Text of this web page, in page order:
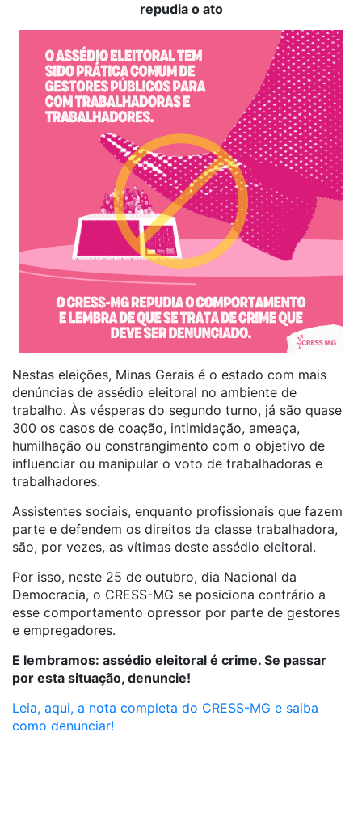
repudia o ato
Nestas eleições, Minas Gerais é o estado com mais
denúncias de assédio eleitoral no ambiente de
trabalho. Às vésperas do segundo turno, já são quase
300 os casos de coação, intimidação, ameaça,
humilhação ou constrangimento com o objetivo de
influenciar ou manipular o voto de trabalhadoras e
trabalhadores.
Assistentes sociais, enquanto profissionais que fazem
parte e defendem os direitos da classe trabalhadora,
são, por vezes, as vítimas deste assédio eleitoral.
Por isso, neste 25 de outubro, dia Nacional da
Democracia, o CRESS-MG se posiciona contrário a
esse comportamento opressor por parte de gestores
e empregadores.
E lembramos: assédio eleitoral é crime. Se passar
por esta situação, denuncie!
Leia, aqui, a nota completa do CRESS-MG e saiba
como denunciar!